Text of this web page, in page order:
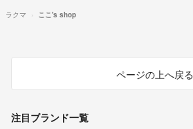
ラクマ ここ's shop
ページの上へ戻る
注目ブランド一覧